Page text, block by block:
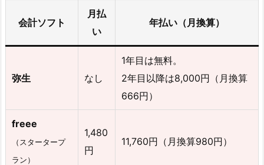
会計ソフト
月払
い
年払い（月換算）
弥生 なし
1年目は無料。
2年目以降は8,000円（月換算
666円）
freee
（スタータープ
ラン）
1,480
円
11,760円（月換算980円）